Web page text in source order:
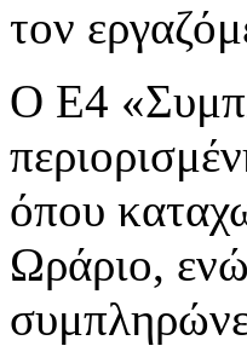
τον
Ο Ε4
όπου
Ωράριο,